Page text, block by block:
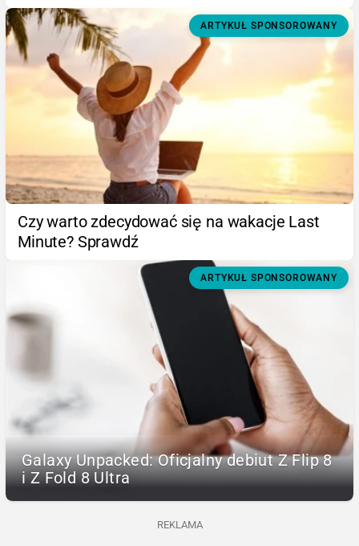
ARTYKUŁ SPONSOROWANY
Czy warto zdecydować się na wakacje Last
Minute? Sprawdź
ARTYKUŁ SPONSOROWANY
Galaxy Unpacked: Oficjalny debiut Z Flip 8
i Z Fold 8 Ultra
REKLAMA